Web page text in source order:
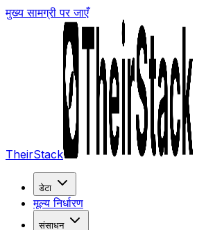
मुख्य सामग्री पर जाएँ
TheirStack
डेटा
मूल्य निर्धारण
संसाधन